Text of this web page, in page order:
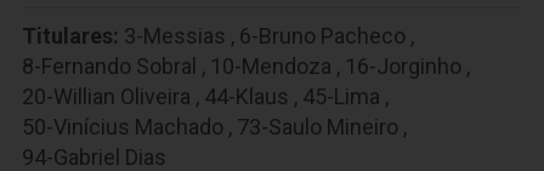
Titulares: 3-Messias , 6-Bruno Pacheco ,
8-Fernando Sobral , 10-Mendoza , 16-Jorginho ,
20-Willian Oliveira , 44-Klaus , 45-Lima ,
50-Vinícius Machado , 73-Saulo Mineiro ,
94-Gabriel Dias